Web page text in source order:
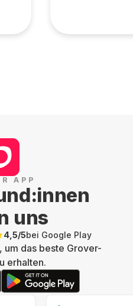
APP
uns
4,5/5bei Google Play
um das beste Grover-
erhalten.